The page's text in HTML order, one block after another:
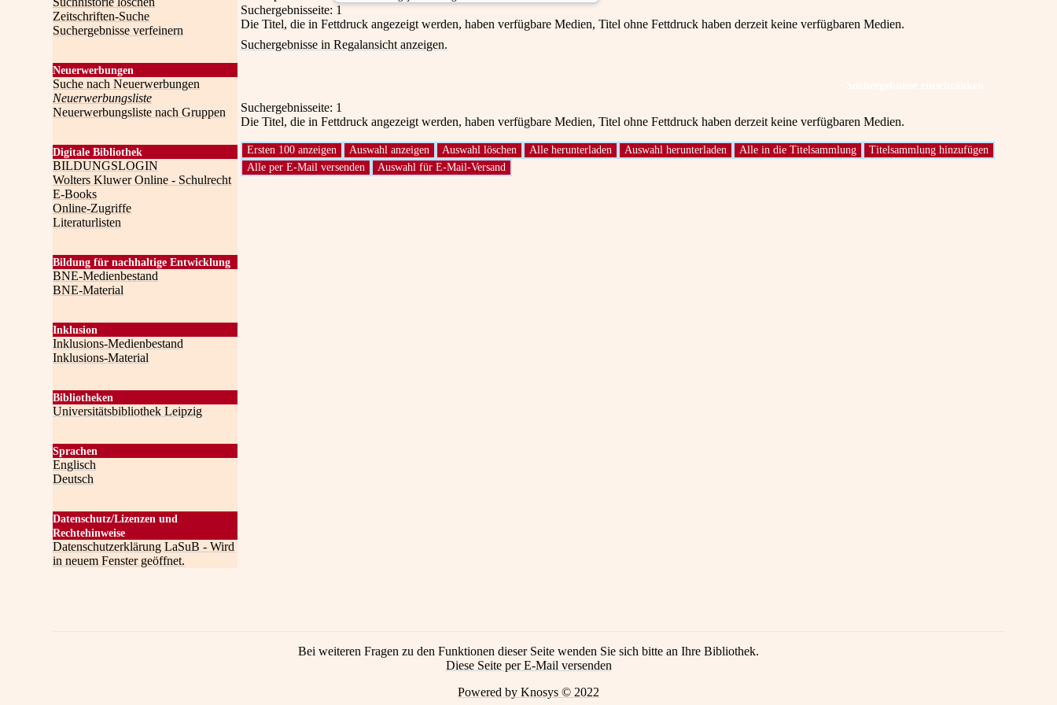
Zeitschriften-Suche
Suchergebnisse verfeinern
Neuerwerbungen
Suche nach Neuerwerbungen
Neuerwerbungsliste
Neuerwerbungsliste nach Gruppen
Digitale Bibliothek
BILDUNGSLOGIN
Wolters Kluwer Online - Schulrecht
E-Books
Online-Zugriffe
Literaturlisten
Bildung für nachhaltige Entwicklung
BNE-Medienbestand
BNE-Material
Inklusion
Inklusions-Medienbestand
Inklusions-Material
Bibliotheken
Universitätsbibliothek Leipzig
Sprachen
Englisch
Deutsch
Datenschutz/Lizenzen und
Rechtehinweise
Datenschutzerklärung LaSuB - Wird
in neuem Fenster geöffnet.
Suchergebnisseite: 1
Die Titel, die in Fettdruck angezeigt werden, haben verfügbare Medien, Titel ohne Fettdruck haben derzeit keine verfügbaren Medien.
Suchergebnisse in Regalansicht anzeigen.
Suchergebnisseite: 1
Die Titel, die in Fettdruck angezeigt werden, haben verfügbare Medien, Titel ohne Fettdruck haben derzeit keine verfügbaren Medien.
Bei weiteren Fragen zu den Funktionen dieser Seite wenden Sie sich bitte an Ihre Bibliothek.
Diese Seite per E-Mail versenden
Powered by Knosys © 2022